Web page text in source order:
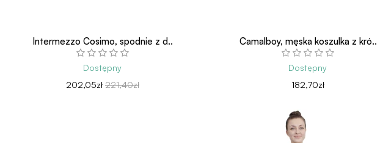
Intermezzo Cosimo, spodnie z d..
Dostępny
202,05zł 221,40zł
Camalboy, męska koszulka z kró..
Dostępny
182,70zł